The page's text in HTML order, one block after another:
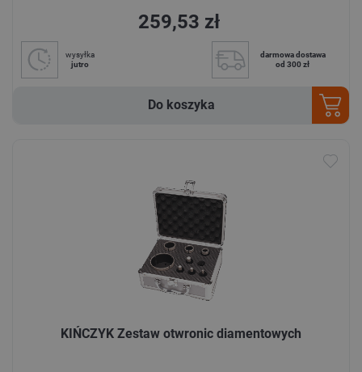
259,53 zł
wysyłka
jutro
darmowa dostawa
od 300 zł
Do koszyka
KIŃCZYK Zestaw otwronic diamentowych